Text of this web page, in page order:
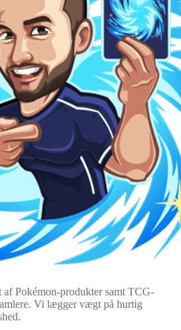
Pokémon-produkter samt TCG-
Vi lægger vægt på hurtig